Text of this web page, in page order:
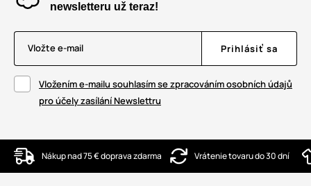
newsletteru už teraz!
Vložte e-mail Prihlásiť sa
Vložením e-mailu souhlasím se zpracováním osobních údajů
pro účely zasílání Newslettru
Nákup nad 75 € doprava zdarma Vrátenie tovaru do 30 dní